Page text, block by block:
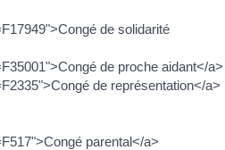
de solidarité
de proche aidant</a>
de représentation</a>
parental</a>